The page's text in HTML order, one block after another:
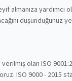
almanıza
düşündüğünüz
olan ISO
ISO 9000 - 2015